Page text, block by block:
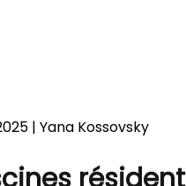
| Yana Kossovsky